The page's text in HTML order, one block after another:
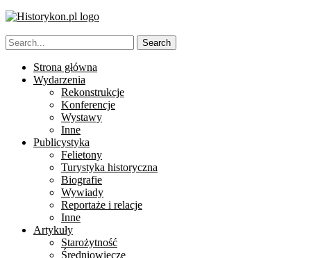
Strona główna
Wydarzenia
Rekonstrukcje
Konferencje
Wystawy
Inne
Publicystyka
Felietony
Turystyka historyczna
Biografie
Wywiady
Reportaże i relacje
Inne
Artykuły
Starożytność
Średniowiecze